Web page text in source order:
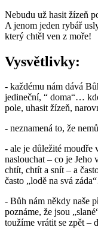
Nebudu už hasit žízeň
A jenom jeden rybář
který chtěl ven z moře!
Vysvětlivky:
- každému nám dává
jedineční, “ doma“…
pole, uhasit žízeň,
- neznamená to, že
- ale je důležité moudře
naslouchat – co je
chtít, chtít a snít – a
často „lodě na svá
- Bůh nám někdy naše
poznáme, že jsou
toužíme vrátit se zpět